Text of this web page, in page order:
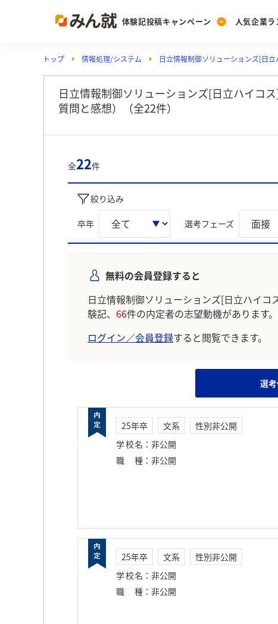
体験記投稿キャンペーン
Post
投稿する
人気企業
Ranking
ランキングを見る
Vote
PickUp
注目の企業特集
トップ 情報処理/システム 日立情報制御ソリューションズ[日
日立情報制御ソリューションズ[日立ハイコ
質問と感想）（全22件）
全22件
絞り込み
卒年 選考フェーズ
無料の会員登録すると
日立情報制御ソリューションズ[日立ハイコ
験記、 66件の内定者の志望動機があります。
ログイン／会員登録すると閲覧できます。
選
25年卒 文系
性別非公開
学校名 ： 非公開
職種 ： 非公開
25年卒 文系
性別非公開
学校名 ： 非公開
職種 ： 非公開